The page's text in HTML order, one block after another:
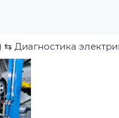
⇆ Диагностика